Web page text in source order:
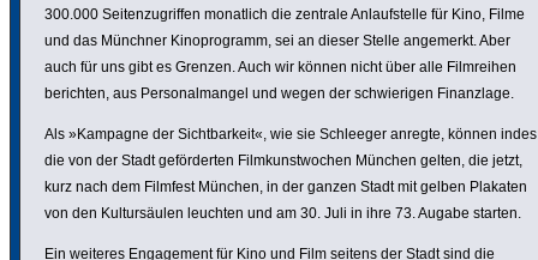
300.000 Seiten­zu­griffen monatlich die zentrale Anlauf­stelle für Kino, Filme
und das Münchner Kino­pro­gramm, sei an dieser Stelle angemerkt. Aber
auch für uns gibt es Grenzen. Auch wir können nicht über alle Film­reihen
berichten, aus Perso­nal­mangel und wegen der schwie­rigen Finanz­lage.
Als »Kampagne der Sicht­bar­keit«, wie sie Schleeger anregte, können indes
die von der Stadt geför­derten Film­kunst­wo­chen München gelten, die jetzt,
kurz nach dem Filmfest München, in der ganzen Stadt mit gelben Plakaten
von den Kultur­säulen leuchten und am 30. Juli in ihre 73. Augabe starten.
Ein weiteres Enga­ge­ment für Kino und Film seitens der Stadt sind die